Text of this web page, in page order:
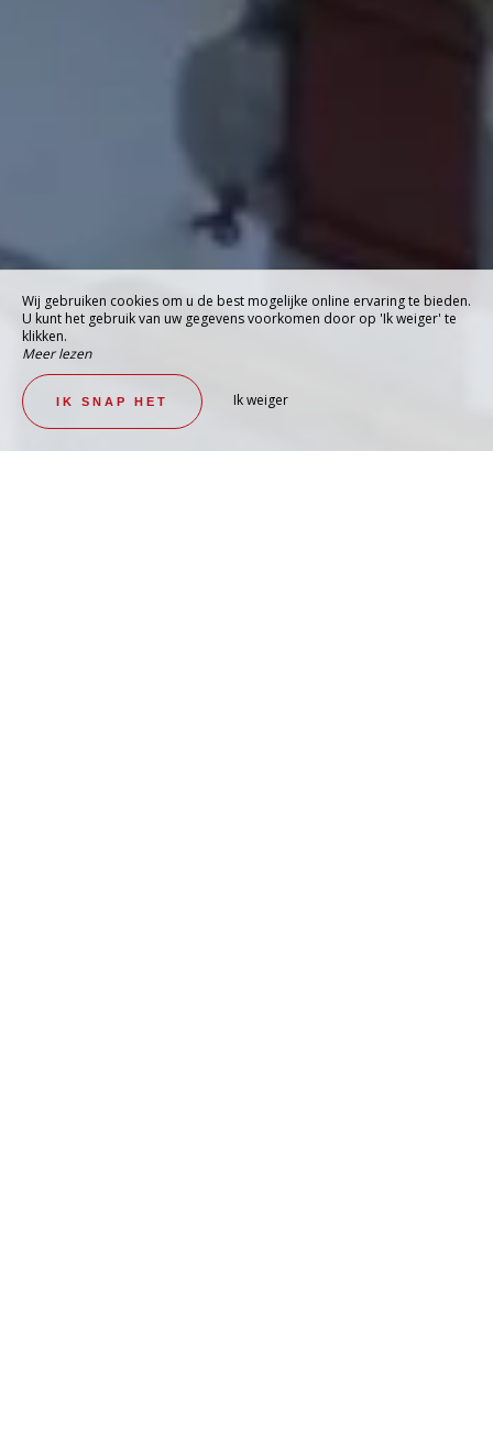
Wij gebruiken cookies om u de best mogelijke online ervaring te bieden.
U kunt het gebruik van uw gegevens voorkomen door op 'Ik weiger' te
klikken.
Meer lezen
IK SNAP HET Ik weiger